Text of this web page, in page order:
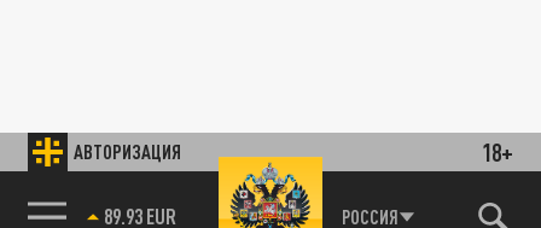
АВТОРИЗАЦИЯ 18+
89.93 EUR РОССИЯ